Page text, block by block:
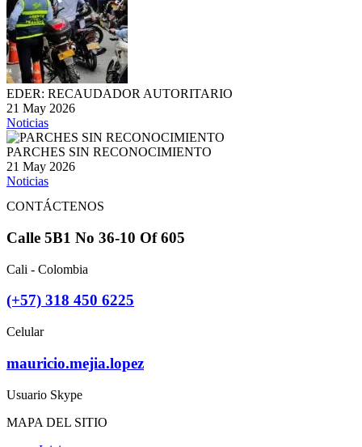
EDER: RECAUDADOR AUTORITARIO
21 May 2026
Noticias
PARCHES SIN RECONOCIMIENTO
21 May 2026
Noticias
CONTÁCTENOS
Calle 5B1 No 36-10 Of 605
Cali - Colombia
(+57) 318 450 6225
Celular
mauricio.mejia.lopez
Usuario Skype
MAPA DEL SITIO